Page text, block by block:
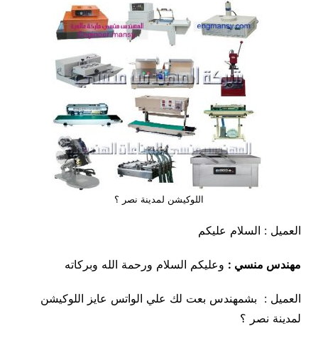
اللوكيشن لمدينة نصر ؟
العميل : السلام عليكم
مهندس منسي : وعليكم السلام ورحمة الله وبركاته
العميل : بشمهندس بعت لك علي الواتس عايز اللوكيشن
لمدينة نصر ؟